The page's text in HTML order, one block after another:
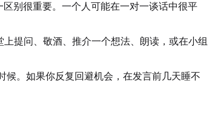
别很重要。一个人可能在一对一谈话中很平
提问、敬酒、推介一个想法、朗读，或在小组
。如果你反复回避机会，在发言前几天睡不